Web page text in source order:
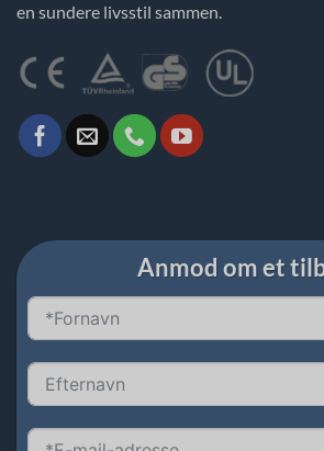
en sundere livsstil sammen.
Anmod om et